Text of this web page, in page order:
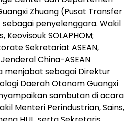
Zhuang (Pusat Transfer
penyelenggara. Wakil
SOLAPHOM;
Sekretariat ASEAN,
China-ASEAN
menjabat sebagai Direktur
Daerah Otonom Guangxi
sambutan di acara
Menteri Perindustrian, Sains,